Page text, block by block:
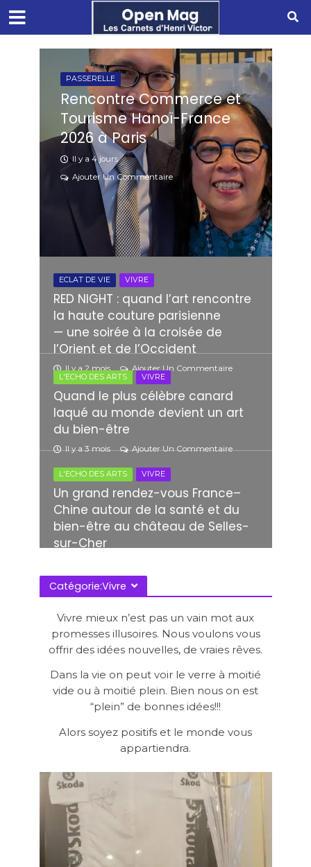
PASSERELLE
Rencontre Commerce et
Tourisme Hanoï-France
2026 à Paris
Il y a 4 jours
Ajouter Un Commentaire
ECLAT DE VIE VIVRE
RED NIGHT : quand l’art rencontre
la haute couture parisienne
— une soirée à la croisée de
l’Orient et de l’Occident
Il y a 2 mois Ajouter Un Commentaire
L'ECHO DES ARTS VIVRE
Quand le plus célèbre canard
laqué au monde devient un art
du bien-être
Il y a 3 mois Ajouter Un Commentaire
L'ECHO DES ARTS VIVRE
Un grand rendez-vous France–
Chine autour de la santé et du
bien-être au château de Selles-
sur-Cher
Catégorie:Vivre
Vivre mieux n’est pas un vain mot aux
promesses illusoires. Nous voulons vous
offrir des idées nouvelles, de vraies rêves.
Dans la vie on peut voir le verre à moitié
vide ou à moitié plein. Bien nous on est
“plein” de bonnes idées!!!
Alors soyez positifs et le monde vous
appartiendra.